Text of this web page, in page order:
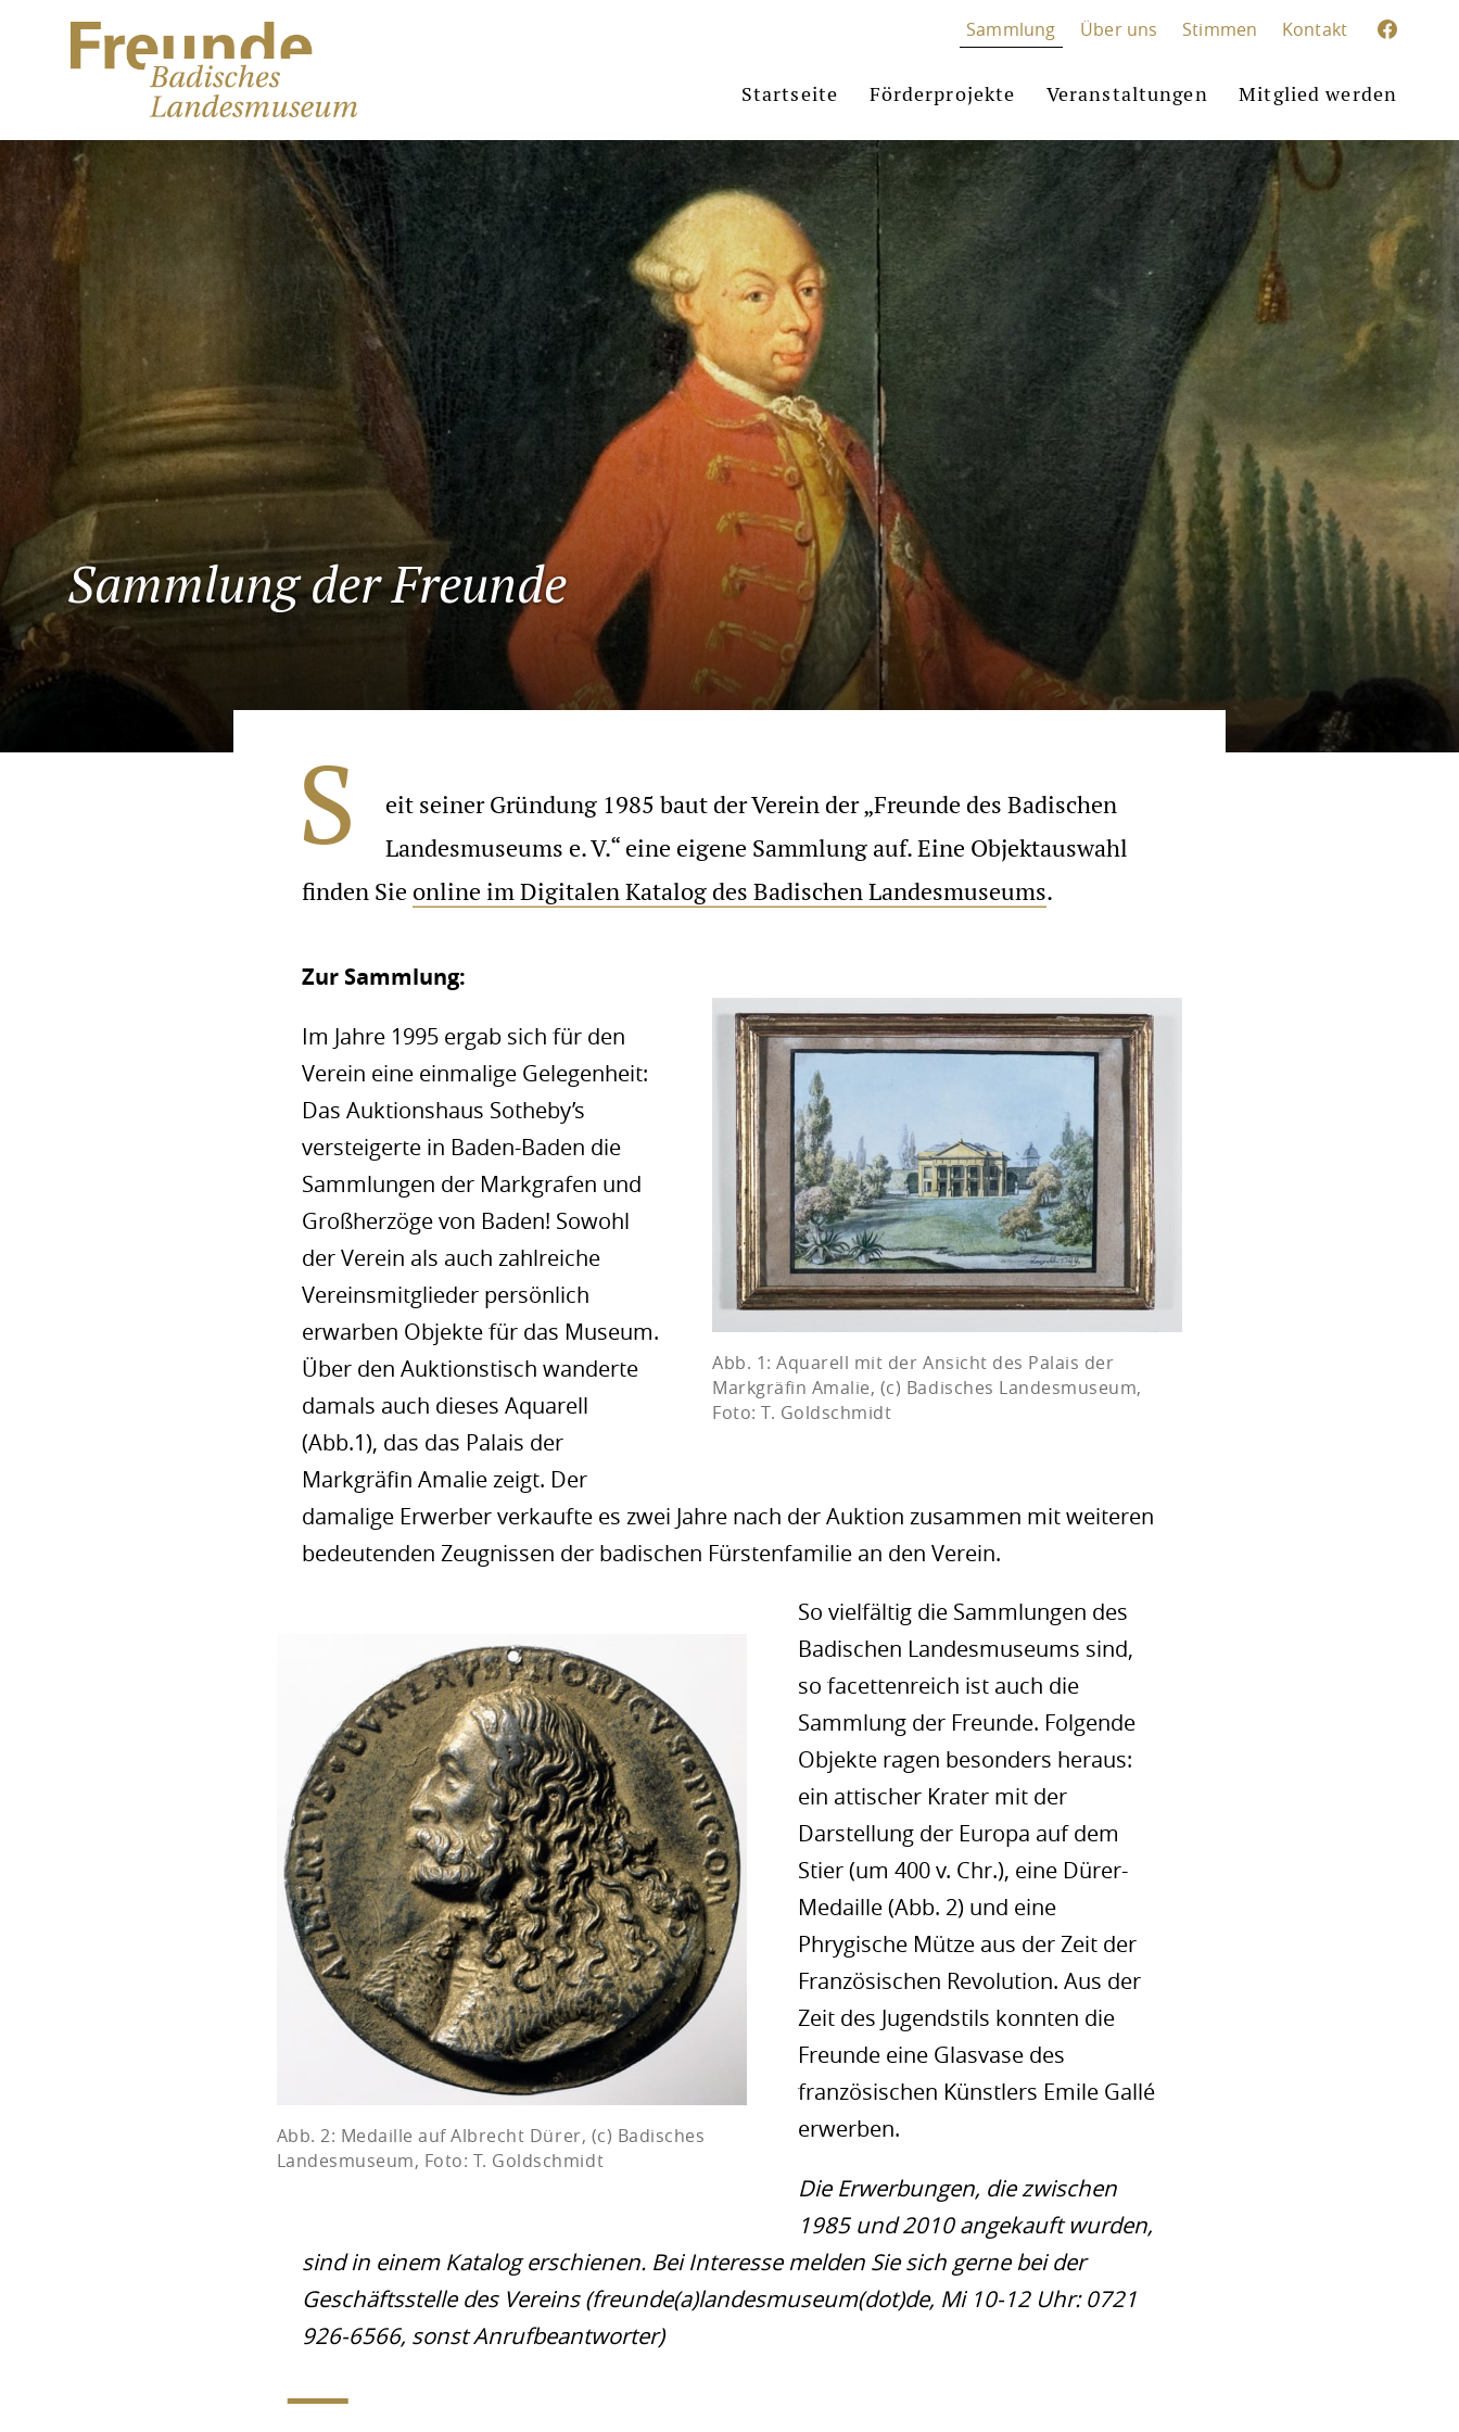
Sammlung Über uns Stimmen Kontakt
Startseite Förderprojekte Veranstaltungen Mitglied werden
Sammlung der Freunde
S
eit seiner Gründung 1985 baut der Verein der „Freunde des Badischen
Landesmuseums e. V.“ eine eigene Sammlung auf. Eine Objektauswahl
finden Sie online im Digitalen Katalog des Badischen Landesmuseums.
Abb. 1: Aquarell mit der Ansicht des Palais der
Markgräfin Amalie, (c) Badisches Landesmuseum,
Foto: T. Goldschmidt
Zur Sammlung:
Im Jahre 1995 ergab sich für den
Verein eine einmalige Gelegenheit:
Das Auktionshaus Sotheby’s
versteigerte in Baden-Baden die
Sammlungen der Markgrafen und
Großherzöge von Baden! Sowohl
der Verein als auch zahlreiche
Vereinsmitglieder persönlich
erwarben Objekte für das Museum.
Über den Auktionstisch wanderte
damals auch dieses Aquarell
(Abb.1), das das Palais der
Markgräfin Amalie zeigt. Der
damalige Erwerber verkaufte es zwei Jahre nach der Auktion zusammen mit weiteren
bedeutenden Zeugnissen der badischen Fürstenfamilie an den Verein.
Abb. 2: Medaille auf Albrecht Dürer, (c) Badisches
Landesmuseum, Foto: T. Goldschmidt
So vielfältig die Sammlungen des
Badischen Landesmuseums sind,
so facettenreich ist auch die
Sammlung der Freunde. Folgende
Objekte ragen besonders heraus:
ein attischer Krater mit der
Darstellung der Europa auf dem
Stier (um 400 v. Chr.), eine Dürer-
Medaille (Abb. 2) und eine
Phrygische Mütze aus der Zeit der
Französischen Revolution. Aus der
Zeit des Jugendstils konnten die
Freunde eine Glasvase des
französischen Künstlers Emile Gallé
erwerben.
Die Erwerbungen, die zwischen
1985 und 2010 angekauft wurden,
sind in einem Katalog erschienen. Bei Interesse melden Sie sich gerne bei der
Geschäftsstelle des Vereins (freunde(a)landesmuseum(dot)de, Mi 10-12 Uhr: 0721
926-6566, sonst Anrufbeantworter)